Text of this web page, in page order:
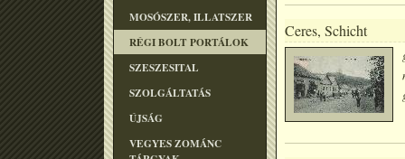
MOSÓSZER, ILLATSZER
RÉGI BOLT PORTÁLOK
SZESZESITAL
SZOLGÁLTATÁS
ÚJSÁG
VEGYES ZOMÁNC
Ceres, Schicht